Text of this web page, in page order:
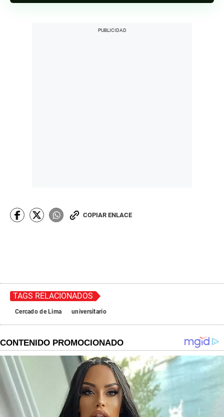
COPIAR ENLACE
TAGS RELACIONADOS
Cercado de Lima universitario